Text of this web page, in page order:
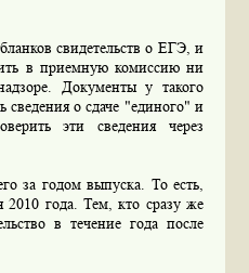
свидетельств о ЕГЭ, и
в приемную комиссию ни
Документы у такого
сведения о сдаче "единого" и
эти сведения через
за годом выпуска. То есть,
2010 года. Тем, кто сразу же
в течение года после